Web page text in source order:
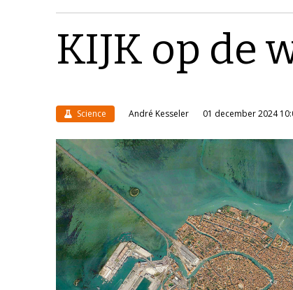
KIJK op de
Science André Kesseler 01 december 2024